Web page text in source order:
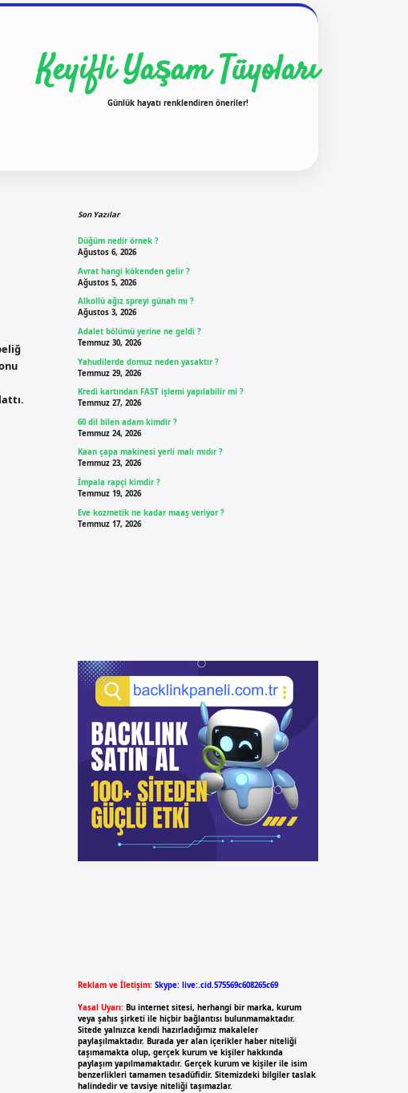
Keyifli Yaşam Tüyoları
Günlük hayatı renklendiren öneriler!
Son Yazılar
Düğüm nedir örnek ?
Ağustos 6, 2026
Avrat hangi kökenden gelir ?
Ağustos 5, 2026
Alkollü ağız spreyi günah mı ?
Ağustos 3, 2026
Adalet bölümü yerine ne geldi ?
Temmuz 30, 2026
Yahudilerde domuz neden yasaktır ?
Temmuz 29, 2026
Kredi kartından FAST işlemi yapılabilir mi ?
Temmuz 27, 2026
60 dil bilen adam kimdir ?
Temmuz 24, 2026
Kaan çapa makinesi yerli malı mıdır ?
Temmuz 23, 2026
İmpala rapçi kimdir ?
Temmuz 19, 2026
Eve kozmetik ne kadar maaş veriyor ?
Temmuz 17, 2026
Reklam ve İletişim: Skype: live:.cid.575569c608265c69
Yasal Uyarı: Bu internet sitesi, herhangi bir marka, kurum
veya şahıs şirketi ile hiçbir bağlantısı bulunmamaktadır.
Sitede yalnızca kendi hazırladığımız makaleler
paylaşılmaktadır. Burada yer alan içerikler haber niteliği
taşımamakta olup, gerçek kurum ve kişiler hakkında
paylaşım yapılmamaktadır. Gerçek kurum ve kişiler ile isim
benzerlikleri tamamen tesadüfidir. Sitemizdeki bilgiler taslak
halindedir ve tavsiye niteliği taşımazlar.